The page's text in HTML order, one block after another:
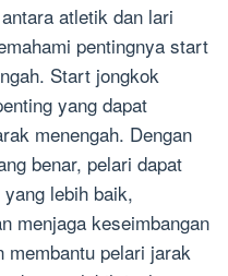
atletik dan lari
pentingnya start
Start jongkok
yang dapat
menengah. Dengan
benar, pelari dapat
lebih baik,
menjaga keseimbangan
membantu pelari jarak